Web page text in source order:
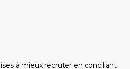
à mieux recruter en conciliant